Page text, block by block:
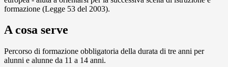
formazione (Legge 53 del 2003).
A cosa serve
Percorso di formazione obbligatoria della durata di tre anni per
alunni e alunne da 11 a 14 anni.